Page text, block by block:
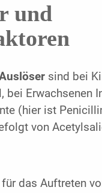
und
sind bei
bei Erwachsenen
(hier ist
von
für das Auftreten